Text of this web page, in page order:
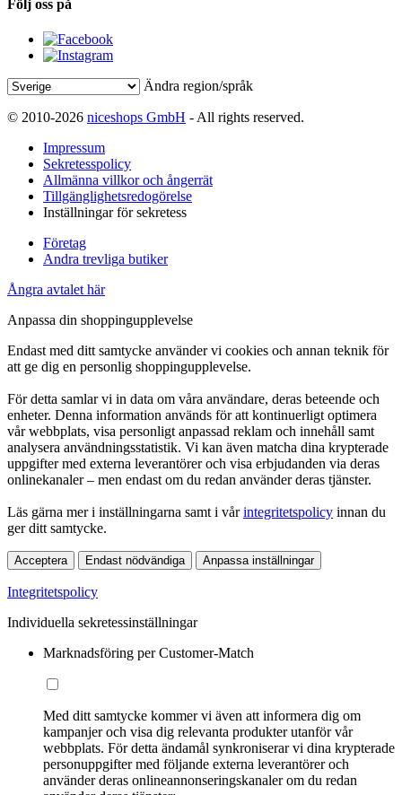
Följ oss på
Ändra region/språk
© 2010-2026 niceshops GmbH - All rights reserved.
Impressum
Sekretesspolicy
Allmänna villkor och ångerrät
Tillgänglighetsredogörelse
Inställningar för sekretess
Företag
Andra trevliga butiker
Ångra avtalet här
Anpassa din shoppingupplevelse
Endast med ditt samtycke använder vi cookies och annan teknik för
att ge dig en personlig shoppingupplevelse.
För detta samlar vi in data om våra användare, deras beteende och
enheter. Denna information används för att kontinuerligt optimera
vår webbplats, visa personligt anpassad reklam och innehåll samt
analysera användningsstatistik. Vi kan även matcha dina krypterade
uppgifter med externa leverantörer och visa erbjudanden via deras
onlinekanaler – men endast om du redan använder deras tjänster.
Läs gärna mer i inställningarna samt i vårintegritetspolicy innan du
ger ditt samtycke.
Acceptera Endast nödvändiga Anpassa inställningar
Integritetspolicy
Individuella sekretessinställningar
Marknadsföring per Customer-Match
Med ditt samtycke kommer vi även att informera dig om
kampanjer och visa dig relevanta produkter utanför vår
webbplats. För detta ändamål synkroniserar vi dina krypterade
personuppgifter med följande externa leverantörer och
använder deras onlineannonseringskanaler om du redan